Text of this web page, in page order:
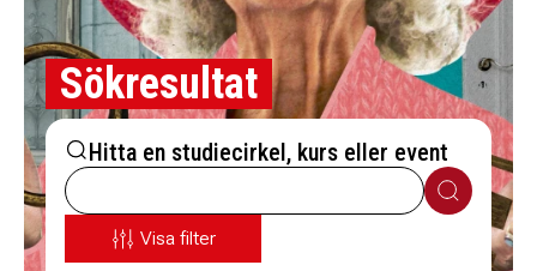
Sökresultat
Hitta en studiecirkel, kurs eller event
Sök
Visa filter